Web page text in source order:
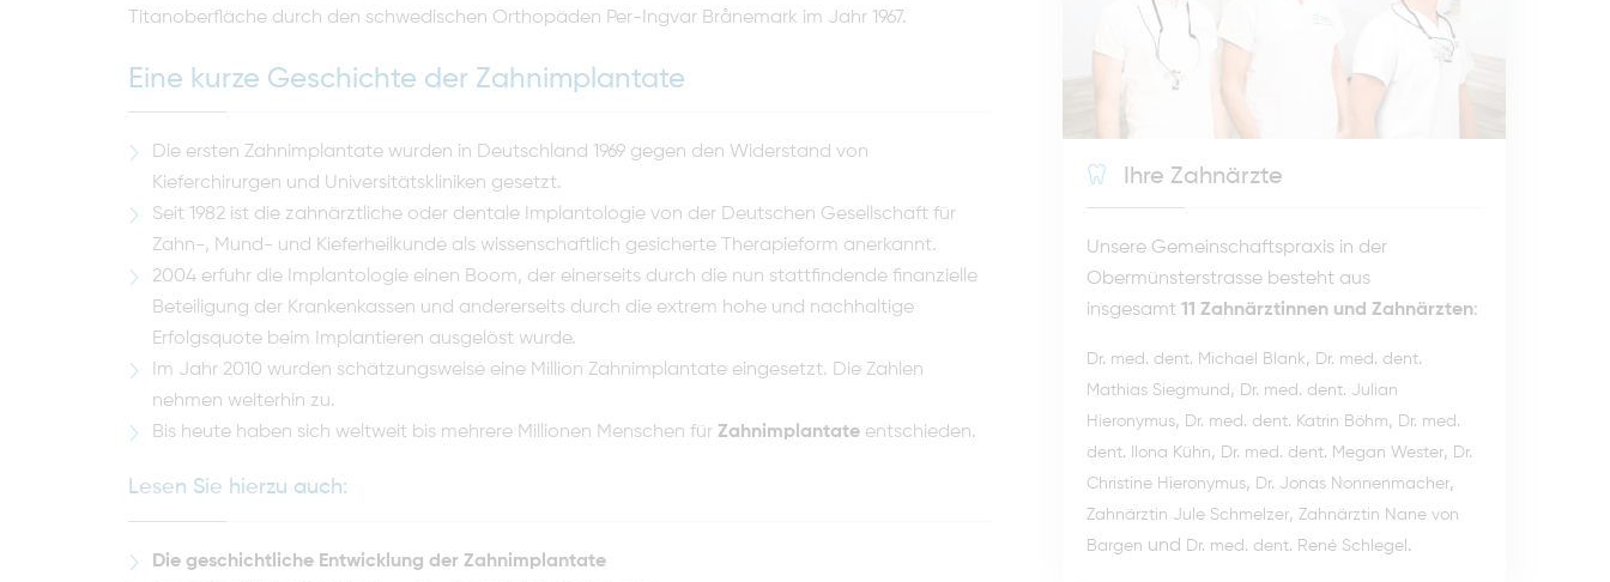
Titanoberfläche durch den schwedischen Orthopäden Per-Ingvar Brånemark im Jahr 1967.
Eine kurze Geschichte der Zahnimplantate
Die ersten Zahnimplantate wurden in Deutschland 1969 gegen den Wider­stand von
Kieferchirurgen und Universitätskliniken gesetzt.
Seit 1982 ist die zahnärztliche oder dentale Implantologie von der Deut­schen Gesellschaft für
Zahn-, Mund- und Kieferheilkunde als wissenschaft­lich gesicherte Therapieform anerkannt.
2004 erfuhr die Implantologie einen Boom, der einerseits durch die nun statt­findende finanzielle
Beteiligung der Krankenkassen und andererseits durch die extrem hohe und nachhaltige
Erfolgsquote beim Implantieren ausgelöst wurde.
Im Jahr 2010 wurden schätzungsweise eine Million Zahnimplantate eingesetzt. Die Zahlen
nehmen weiterhin zu.
Bis heute haben sich weltweit bis mehrere Millionen Menschen für Zahnimplantate entschieden.
Lesen Sie hierzu auch:
Die geschichtliche Entwicklung der Zahnimplantate
Ihre Zahnärzte
Unsere Gemeinschaftspraxis in der
Obermünsterstrasse besteht aus
insgesamt 11 Zahnärztinnen und Zahnärzten:
Dr. med. dent. Michael Blank, Dr. med. dent.
Mathias Siegmund , Dr. med. dent. Julian
Hieronymus, Dr. med. dent. Katrin Böhm, Dr. med.
dent. Ilona Kühn, Dr. med. dent. Megan Wester, Dr.
Christine Hieronymus, Dr. Jonas Nonnenmacher,
Zahnärztin Jule Schmelzer, Zahnärztin Nane von
Bargen und Dr. med. dent. René Schlegel .